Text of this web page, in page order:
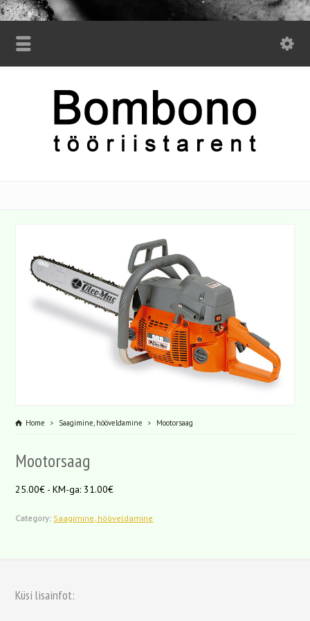
Home Saagimine, hööveldamine Mootorsaag
Mootorsaag
25.00€ - KM-ga: 31.00€
Category: Saagimine, hööveldamine
Küsi lisainfot: